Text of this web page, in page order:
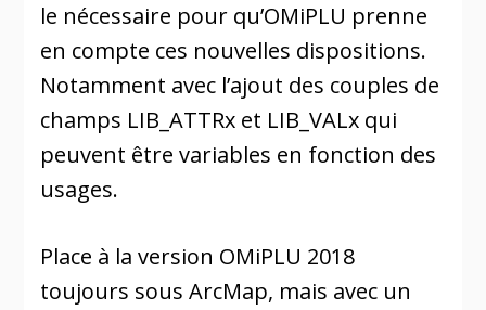
le nécessaire pour qu’OMiPLU prenne
en compte ces nouvelles dispositions.
Notamment avec l’ajout des couples de
champs LIB_ATTRx et LIB_VALx qui
peuvent être variables en fonction des
usages.
Place à la version OMiPLU 2018
toujours sous ArcMap, mais avec un